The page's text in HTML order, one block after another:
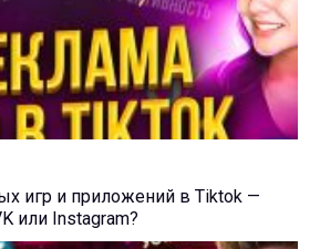
игр и приложений в Tiktok —
или Instagram?